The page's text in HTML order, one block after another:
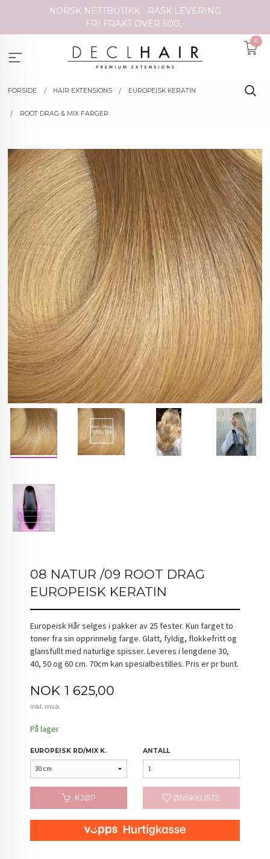
NORSK NETTBUTIKK
RASK LEVERING
FRI FRAKT OVER 600,-
0
FORSIDE HAIR EXTENSIONS EUROPEISK KERATIN
ROOT DRAG & MIX FARGER
08 NATUR /09 ROOT DRAG
EUROPEISK KERATIN
Europeisk Hår selges i pakker av 25 fester. Kun farget to
toner fra sin opprinnelig farge. Glatt, fyldig, flokkefritt og
glansfullt med naturlige spisser. Leveres i lengdene 30,
40, 50 og 60 cm. 70cm kan spesialbestilles. Pris er pr bunt.
Pris
NOK 1 625,00
inkl. mva.
På lager
EUROPEISK RD/MIX K. ANTALL
KJØP ØNSKELISTE